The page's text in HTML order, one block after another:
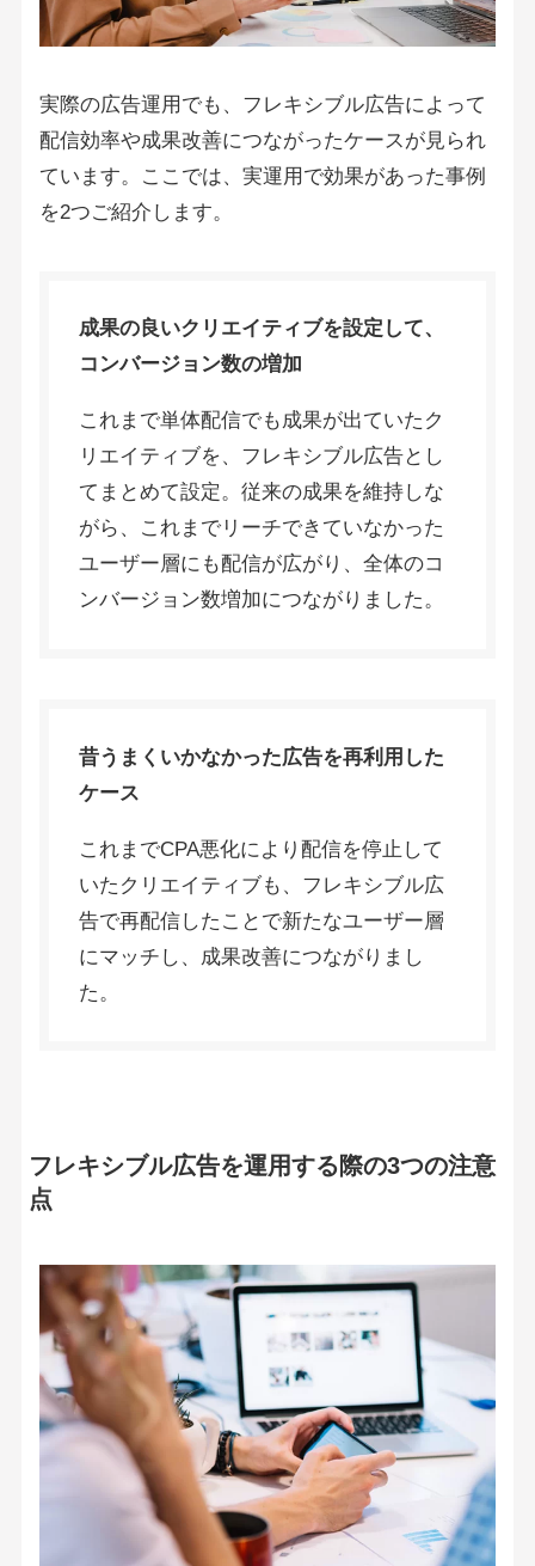
実際の広告運用でも、フレキシブル広告によって
配信効率や成果改善につながったケースが見られ
ています。ここでは、実運用で効果があった事例
を2つご紹介します。
成果の良いクリエイティブを設定して、
コンバージョン数の増加
これまで単体配信でも成果が出ていたク
リエイティブを、フレキシブル広告とし
てまとめて設定。従来の成果を維持しな
がら、これまでリーチできていなかった
ユーザー層にも配信が広がり、全体のコ
ンバージョン数増加につながりました。
昔うまくいかなかった広告を再利用した
ケース
これまでCPA悪化により配信を停止して
いたクリエイティブも、フレキシブル広
告で再配信したことで新たなユーザー層
にマッチし、成果改善につながりまし
た。
フレキシブル広告を運用する際の3つの注意
点